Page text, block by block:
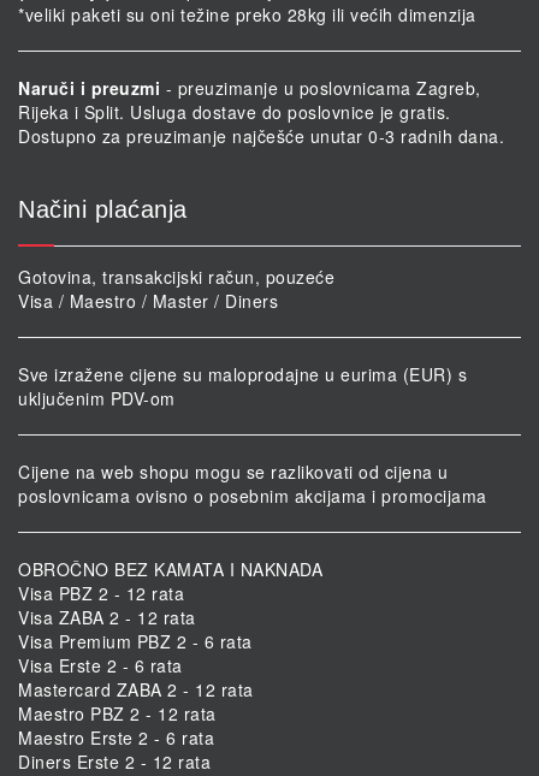
*veliki paketi su oni težine preko 28kg ili većih dimenzija
Naruči i preuzmi - preuzimanje u poslovnicama Zagreb,
Rijeka i Split. Usluga dostave do poslovnice je gratis.
Dostupno za preuzimanje najčešće unutar 0-3 radnih dana.
Načini plaćanja
Gotovina, transakcijski račun, pouzeće
Visa / Maestro / Master / Diners
Sve izražene cijene su maloprodajne u eurima (EUR) s
uključenim PDV-om
Cijene na web shopu mogu se razlikovati od cijena u
poslovnicama ovisno o posebnim akcijama i promocijama
OBROČNO BEZ KAMATA I NAKNADA
Visa PBZ 2 - 12 rata
Visa ZABA 2 - 12 rata
Visa Premium PBZ 2 - 6 rata
Visa Erste 2 - 6 rata
Mastercard ZABA 2 - 12 rata
Maestro PBZ 2 - 12 rata
Maestro Erste 2 - 6 rata
Diners Erste 2 - 12 rata